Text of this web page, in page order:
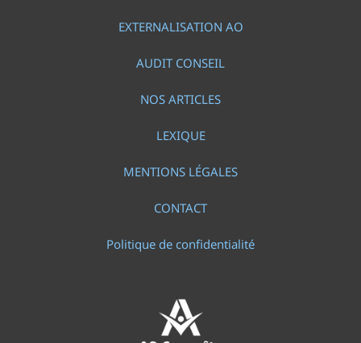
EXTERNALISATION AO
AUDIT CONSEIL
NOS ARTICLES
LEXIQUE
MENTIONS LÉGALES
CONTACT
Politique de confidentialité